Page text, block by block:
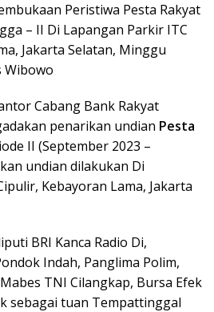
Peristiwa Pesta Rakyat
– II Di Lapangan Parkir ITC
Jakarta Selatan, Minggu
Wibowo
Cabang Bank Rakyat
penarikan undian Pesta
II (September 2023 –
undian dilakukan Di
Kebayoran Lama, Jakarta
BRI Kanca Radio Di,
Indah, Panglima Polim,
TNI Cilangkap, Bursa Efek
sebagai tuan Tempattinggal